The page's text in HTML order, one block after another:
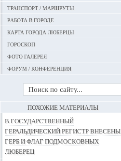
Транспорт / маршруты
Работа в городе
Карта города Люберцы
Гороскоп
Фото галерея
Форум / конференция
ПОХОЖИЕ МАТЕРИАЛЫ
В Государственный
Геральдический регистр внесены
герб и флаг подмосковных
Люберец